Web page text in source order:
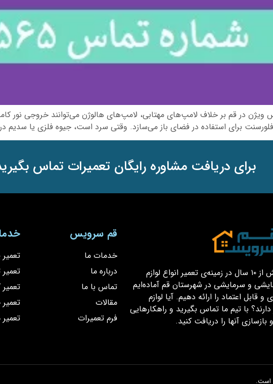
برای استفاده در فضای باز می‌سازد. وقتی سرد است، جیوه فلزی یا سدیم
برای دریافت مشاوره رایگان تعمیرات تماس
با تخصص و تجربه‌ی بیش از ۱۰ سال در زمینه‌ی تعمیر انواع لوازم
و سرمایشی در شهرستان قم آماده‌ایم
قابل اعتماد را ارائه دهیم. آیا لوازم
با تیم ما تماس بگیرید و راهکارهایی
آنها را دریافت کنید.
قم سرویس
خدمات ما
درباره ما
تماس با ما
مقالات
فرم تعمیرات
است.